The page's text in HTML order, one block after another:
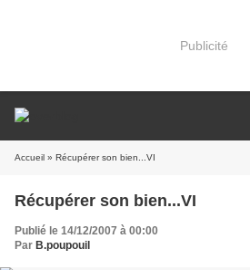
Publicité
Accueil » Récupérer son bien...VI
Récupérer son bien...VI
Publié le 14/12/2007 à 00:00
Par B.poupouil